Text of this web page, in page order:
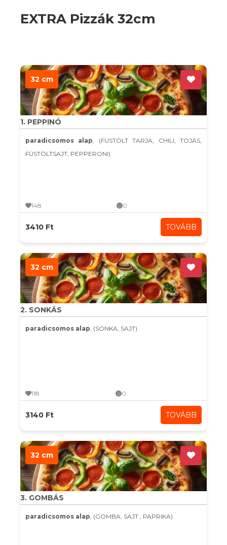
EXTRA Pizzák 32cm
32 cm
1. PEPPINÓ
paradicsomos alap, (FÜSTÖLT TARJA, CHILI, TOJÁS,
FÜSTÖLTSAJT, PEPPERONI)
148 0
3410 Ft TOVÁBB
32 cm
2. SONKÁS
paradicsomos alap, (SONKA, SAJT)
118 0
3140 Ft TOVÁBB
32 cm
3. GOMBÁS
paradicsomos alap, (GOMBA, SAJT , PAPRIKA)